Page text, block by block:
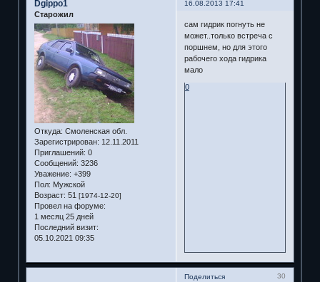
16.08.2013 17:41
Dgippo1
Старожил
Откуда: Смоленская обл.
Зарегистрирован: 12.11.2011
Приглашений: 0
Сообщений: 3236
Уважение: +399
Пол: Мужской
Возраст: 51 [1974-12-20]
Провел на форуме:
1 месяц 25 дней
Последний визит:
05.10.2021 09:35
сам гидрик погнуть не
может..только встреча с
поршнем, но для этого
рабочего хода гидрика
мало
0
Поделиться
30